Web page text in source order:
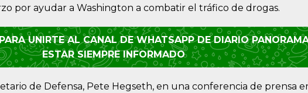
por ayudar a Washington a combatir el tráfico de drogas.
UNIRTE AL CANAL DE WHATSAPP DE DIARIO
ESTAR SIEMPRE INFORMADO
de Defensa, Pete Hegseth, en una conferencia de prensa